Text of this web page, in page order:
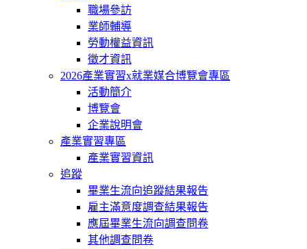
職場參訪
業師輔導
勞動權益資訊
徵才資訊
2026產業實習x就業媒合博覽會專區
活動簡介
博覽會
企業說明會
產業實習專區
產業實習資訊
追蹤
畢業生流向追蹤結果報告
雇主滿意度調查結果報告
應屆畢業生流向調查問卷
其他調查問卷